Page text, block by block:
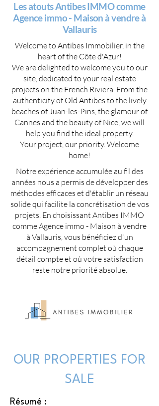
Les atouts Antibes IMMO comme
Agence immo - Maison à vendre à
Vallauris
Welcome to Antibes Immobilier, in the
heart of the Côte d'Azur!
We are delighted to welcome you to our
site, dedicated to your real estate
projects on the French Riviera. From the
authenticity of Old Antibes to the lively
beaches of Juan-les-Pins, the glamour of
Cannes and the beauty of Nice, we will
help you find the ideal property.
Your project, our priority. Welcome
home!
Notre expérience accumulée au fil des
années nous a permis de développer des
méthodes efficaces et d'établir un réseau
solide qui facilite la concrétisation de vos
projets. En choisissant Antibes IMMO
comme Agence immo - Maison à vendre
à Vallauris, vous bénéficiez d'un
accompagnement complet où chaque
détail compte et où votre satisfaction
reste notre priorité absolue.
OUR PROPERTIES FOR
SALE
Résumé :